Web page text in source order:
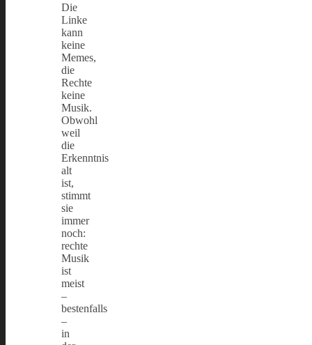
Die
Linke
kann
keine
Memes,
die
Rechte
keine
Musik.
Obwohl
weil
die
Erkenntnis
alt
ist,
stimmt
sie
immer
noch:
rechte
Musik
ist
meist
–
bestenfalls
–
in